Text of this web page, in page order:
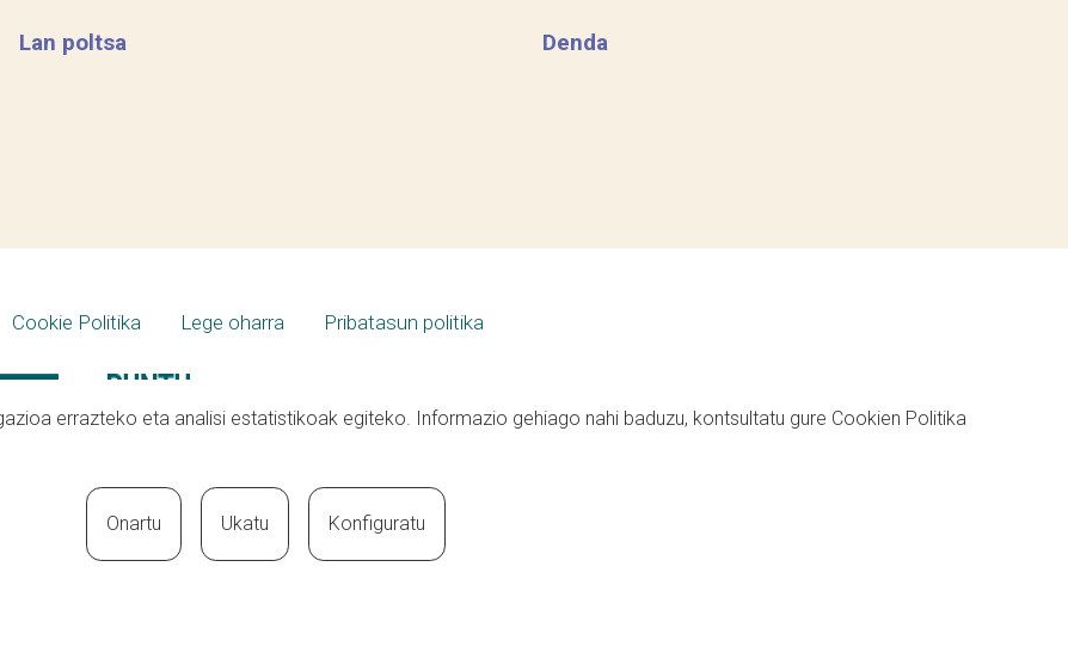
Lan poltsa Denda
Cookie Politika Lege oharra Pribatasun politika
errazteko eta analisi estatistikoak egiteko. Informazio gehiago nahi baduzu, kontsultatu gure Cookien Politika
Onartu Ukatu Konfiguratu